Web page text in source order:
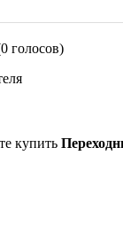
0 голосов)
купить